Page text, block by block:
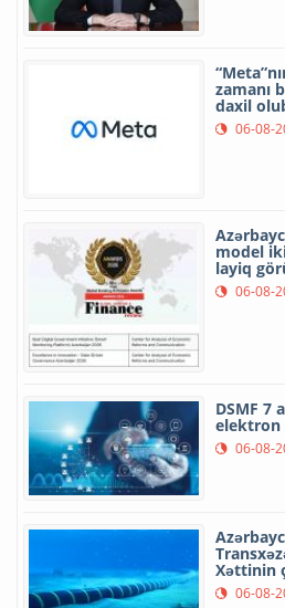
zamanı
daxil
06-08-
model
layiq
06-08-
DSMF 7
elektron
06-08-
Xəttinin
06-08-